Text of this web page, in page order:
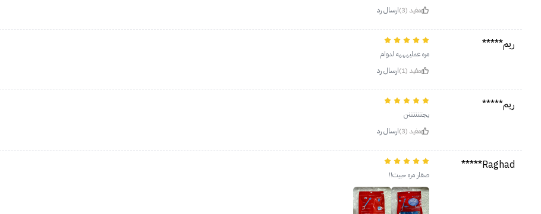
مفيد (3)
ارسال رد
ريم*****
مره عمليهههه لدوام
مفيد (1)
ارسال رد
ريم*****
يجننننننننن
مفيد (3)
ارسال رد
Raghad*****
صغار مره حبيت!!